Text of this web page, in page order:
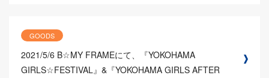
GOODS
2021/5/6 B☆MY FRAMEにて、『YOKOHAMA
GIRLS☆FESTIVAL』&『YOKOHAMA GIRLS AFTER